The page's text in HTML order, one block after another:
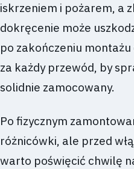
iskrzeniem i pożarem, a
dokręcenie może
po zakończeniu
za każdy przewód, by
solidnie zamocowany.
Po fizycznym
różnicówki, ale przed
warto poświęcić chwilę